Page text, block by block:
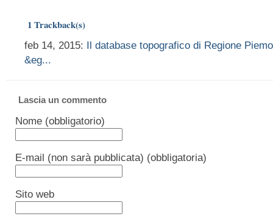
1 Trackback(s)
feb 14, 2015: Il database topografico di Regione
&eg...
Lascia un commento
Nome (obbligatorio)
E-mail (non sarà pubblicata) (obbligatoria)
Sito web